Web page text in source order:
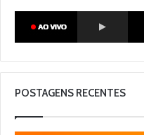
POSTAGENS RECENTES